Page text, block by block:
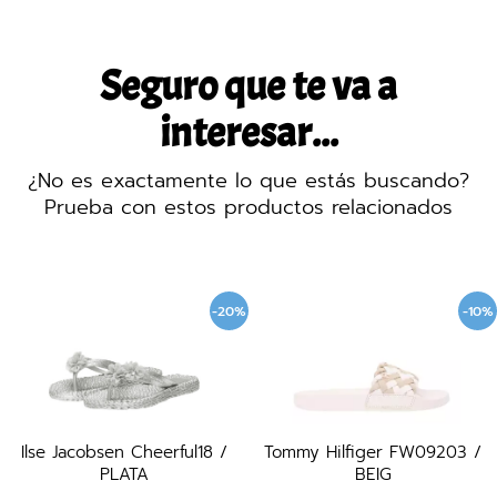
Seguro que te va a
interesar...
¿No es exactamente lo que estás buscando?
Prueba con estos productos relacionados
-20%
Ilse Jacobsen Cheerful18 /
PLATA
-10%
Tommy Hilfiger FW09203 /
BEIG